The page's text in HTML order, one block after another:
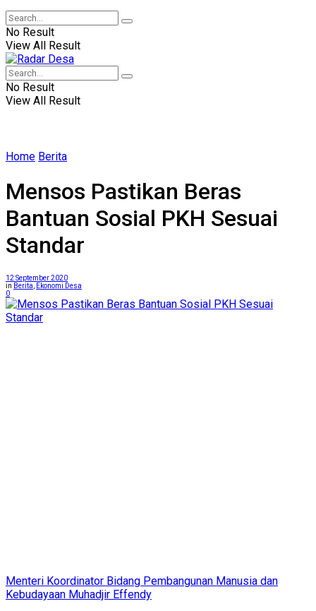
No Result
View All Result
No Result
View All Result
Home Berita
Mensos Pastikan Beras
Bantuan Sosial PKH Sesuai
Standar
12 September 2020
in Berita
Ekonomi Desa
0
Menteri Koordinator Bidang Pembangunan Manusia dan
Kebudayaan Muhadjir Effendy